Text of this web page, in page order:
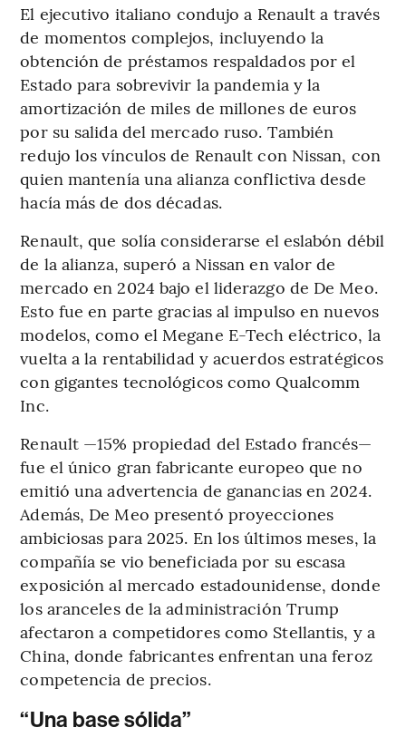
El ejecutivo italiano condujo a Renault a través
de momentos complejos, incluyendo la
obtención de préstamos respaldados por el
Estado para sobrevivir la pandemia y la
amortización de miles de millones de euros
por su salida del mercado ruso. También
redujo los vínculos de Renault con Nissan, con
quien mantenía una alianza conflictiva desde
hacía más de dos décadas.
Renault, que solía considerarse el eslabón débil
de la alianza, superó a Nissan en valor de
mercado en 2024 bajo el liderazgo de De Meo.
Esto fue en parte gracias al impulso en nuevos
modelos, como el Megane E-Tech eléctrico, la
vuelta a la rentabilidad y acuerdos estratégicos
con gigantes tecnológicos como Qualcomm
Inc.
Renault —15% propiedad del Estado francés—
fue el único gran fabricante europeo que no
emitió una advertencia de ganancias en 2024.
Además, De Meo presentó proyecciones
ambiciosas para 2025. En los últimos meses, la
compañía se vio beneficiada por su escasa
exposición al mercado estadounidense, donde
los aranceles de la administración Trump
afectaron a competidores como Stellantis, y a
China, donde fabricantes enfrentan una feroz
competencia de precios.
“Una base sólida”